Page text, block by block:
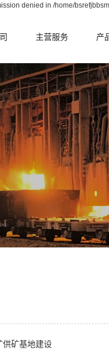
denied in /home/
主营服务
电炉整体承包
转炉整体承包
钢包整体承包
中间包整体承包
鱼雷罐整体承包
铁水包整体承包
产
中
冶
转炉
供矿基地建设